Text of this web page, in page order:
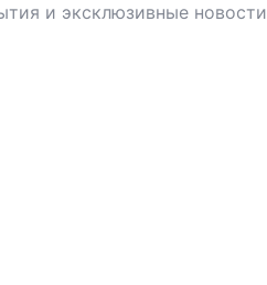
и эксклюзивные новости